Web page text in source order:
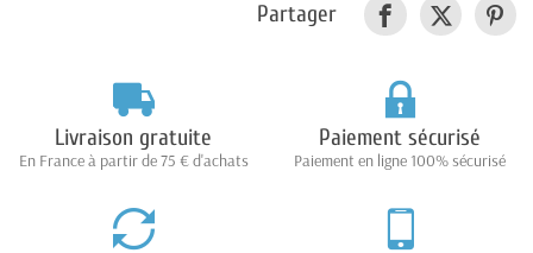
Partager
Livraison gratuite
En France à partir de 75 € d'achats
Paiement sécurisé
Paiement en ligne 100% sécurisé